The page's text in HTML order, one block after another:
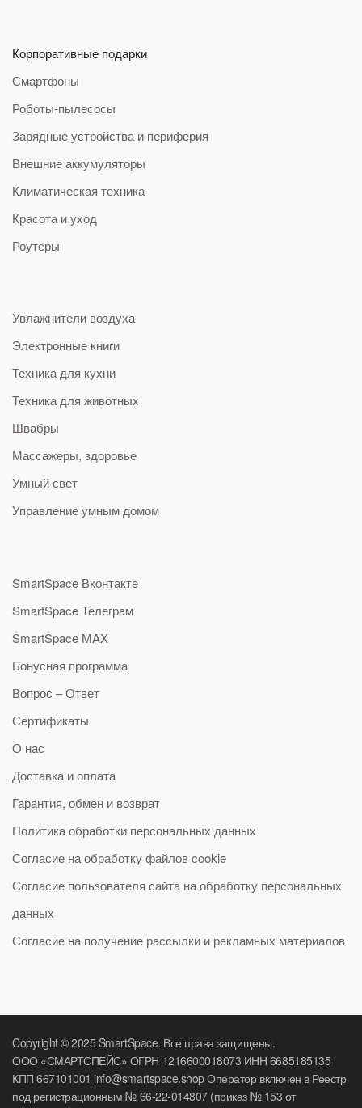
Корпоративные подарки
Смартфоны
Роботы-пылесосы
Зарядные устройства и периферия
Внешние аккумуляторы
Климатическая техника
Красота и уход
Роутеры
Увлажнители воздуха
Электронные книги
Техника для кухни
Техника для животных
Швабры
Массажеры, здоровье
Умный свет
Управление умным домом
SmartSpace Вконтакте
SmartSpace Телеграм
SmartSpace MAX
Бонусная программа
Вопрос – Ответ
Сертификаты
О нас
Доставка и оплата
Гарантия, обмен и возврат
Политика обработки персональных данных
Согласие на обработку файлов cookie
Согласие пользователя сайта на обработку персональных
данных
Согласие на получение рассылки и рекламных материалов
Copyright © 2025 SmartSpace. Все права защищены.
ООО «СМАРТСПЕЙС» ОГРН 1216600018073 ИНН 6685185135
КПП 667101001 info@smartspace.shop Оператор включен в Реестр
под регистрационным № 66-22-014807 (приказ № 153 от